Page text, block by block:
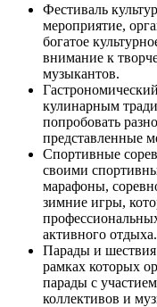
Фестиваль
мероприятие,
богатое
внимание к
музыкантов.
кулинарным
попробовать
представленные
Спортивные
своими
марафоны,
зимние игры,
активного отдыха.
Парады и
рамках которых
парады с
коллективов и